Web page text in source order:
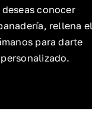
conocer
rellena el
para darte